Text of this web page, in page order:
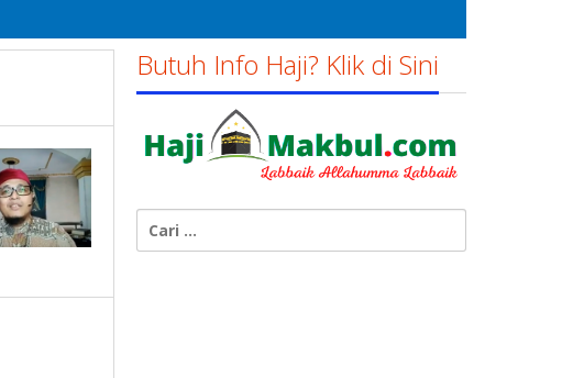
Butuh Info Haji? Klik di Sini
untuk: